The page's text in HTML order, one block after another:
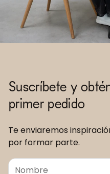
Suscríbete y
primer pedido
Te enviaremos
por formar parte.